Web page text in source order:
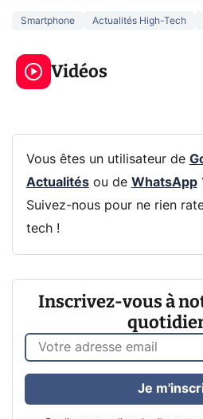
Smartphone Actualités High-Tech
Vidéos
3 écrans en 1 pour
319€ ? Voici L'AOC
CQ32G4ZA !
Vous êtes un utilisateur de
Actualitésou de WhatsApp
Suivez-nous pour ne rien
tech !
Inscrivez-vous à
Je